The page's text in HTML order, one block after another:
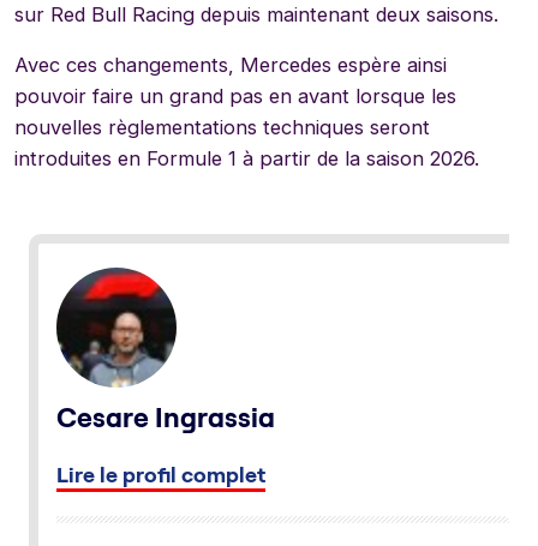
sur Red Bull Racing depuis maintenant deux saisons.
Avec ces changements, Mercedes espère ainsi
pouvoir faire un grand pas en avant lorsque les
nouvelles règlementations techniques seront
introduites en Formule 1 à partir de la saison 2026.
Cesare Ingrassia
Lire le profil complet